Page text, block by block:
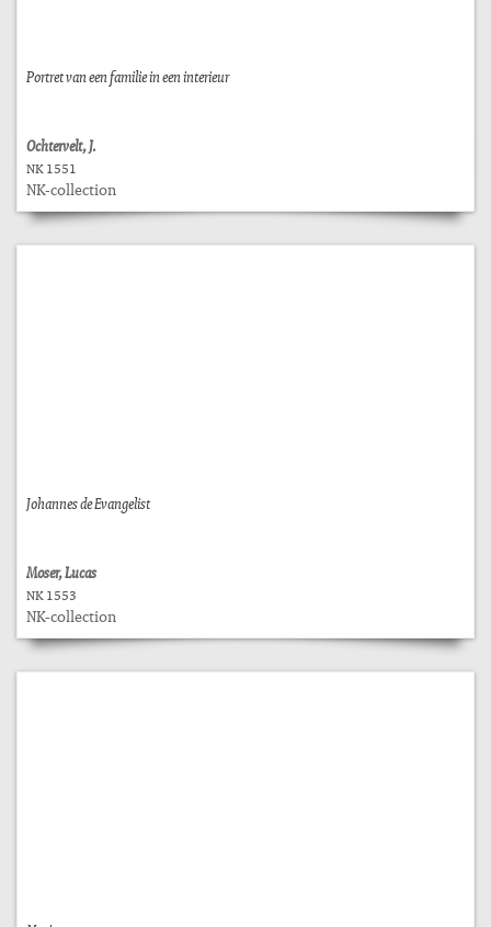
Portret van een familie in een interieur
Ochtervelt, J.
NK 1551
NK-collection
Johannes de Evangelist
Moser, Lucas
NK 1553
NK-collection